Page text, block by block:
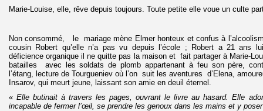
Marie-Louise, elle, rêve depuis toujours. Toute petite elle voue un culte
Non consommé, le mariage mène Elmer honteux et confus à
cousin Robert qu’elle n’a pas vu depuis l’école ; Robert a 21 ans
déficience organique il ne quitte pas la maison et fait partager à Marie-
batailles avec les soldats de plomb appartenant à feu son père,
l’étang, lecture de Tourgueniev où l’on suit les aventures d’Elena,
Insarov, qui meurt jeune, laissant son amie en deuil éternel.
«Elle butinait à travers les pages, ouvrant le livre au hasard. Elle
incapable de fermer l’œil, se prendre les genoux dans les mains et y